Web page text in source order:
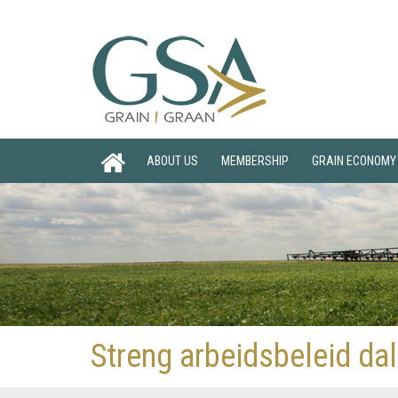
ABOUT US MEMBERSHIP GRAIN ECONOMY
Streng arbeidsbeleid